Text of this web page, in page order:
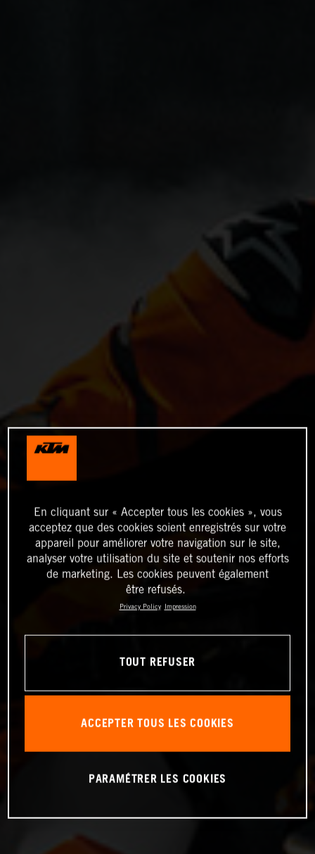
En cliquant sur « Accepter tous les cookies », vous
acceptez que des cookies soient enregistrés sur votre
appareil pour améliorer votre navigation sur le site,
analyser votre utilisation du site et soutenir nos efforts
de marketing. Les cookies peuvent également
être refusés.
Privacy Policy Impression
TOUT REFUSER
ACCEPTER TOUS LES COOKIES
PARAMÉTRER LES COOKIES